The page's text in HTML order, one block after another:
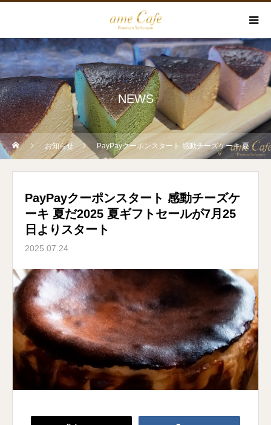
NEWS
お知らせ PayPayクーポンスタート 感動チーズケーキ 夏だ2025 夏ギフトセールが7月25日よりスタート
PayPayクーポンスタート 感動チーズケ
ーキ 夏だ2025 夏ギフトセールが7月25
日よりスタート
2025.07.24